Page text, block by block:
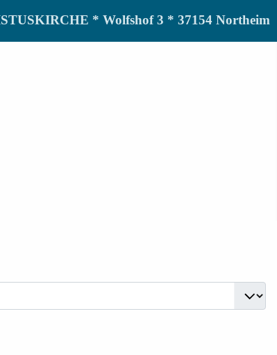
* Wolfshof 3 * 37154 Northeim